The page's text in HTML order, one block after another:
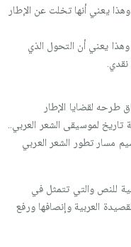
يعني أنها تخلت عن الإطار
يعني أن التحول الذي
لقضايا الإطار
تاريخ لموسيقى الشعر العربي..
مسار تطور الشعر العربي
للنص والتي تتمثل في
العربية وإنصافها ورفع